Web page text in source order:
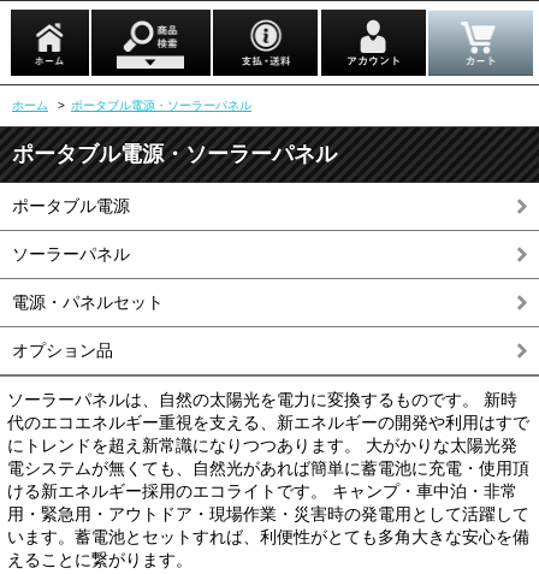
ホーム > ポータブル電源・ソーラーパネル
ポータブル電源・ソーラーパネル
ポータブル電源
ソーラーパネル
電源・パネルセット
オプション品
ソーラーパネルは、自然の太陽光を電力に変換するものです。 新時
代のエコエネルギー重視を支える、新エネルギーの開発や利用はすで
にトレンドを超え新常識になりつつあります。 大がかりな太陽光発
電システムが無くても、自然光があれば簡単に蓄電池に充電・使用頂
ける新エネルギー採用のエコライトです。 キャンプ・車中泊・非常
用・緊急用・アウトドア・現場作業・災害時の発電用として活躍して
います。蓄電池とセットすれば、利便性がとても多角大きな安心を備
えることに繋がります。